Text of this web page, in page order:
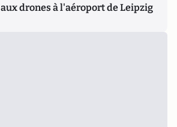
aux drones à l'aéroport de Leipzig